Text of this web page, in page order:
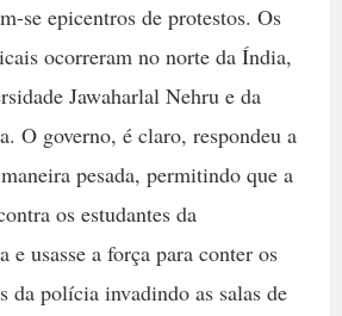
se epicentros de protestos. Os
ocorreram no norte da Índia,
Jawaharlal Nehru e da
O governo, é claro, respondeu a
pesada, permitindo que a
os estudantes da
e usasse a força para conter os
da polícia invadindo as salas de